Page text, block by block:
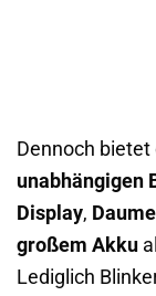
Dennoch
unabhängigen
Display,
großem Akku
Lediglich